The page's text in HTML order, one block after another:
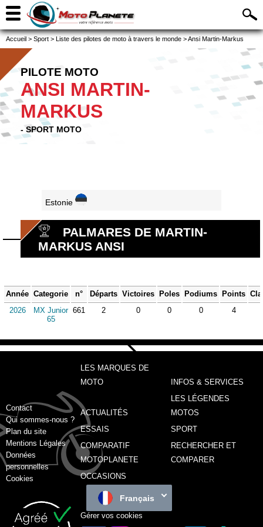
Accueil > Sport > Liste des pilotes de moto à travers le monde >Ansi Martin-Markus
PILOTE MOTO
ANSI MARTIN-
MARKUS
- SPORT MOTO
Estonie
PALMARES DE MARTIN-
MARKUS ANSI
Année Categorie n° Départs Victoires Poles Podiums Points
2026
MX Junior
65
661 2 0 0 0 4
Contact
Qui sommes-nous ?
Plan du site
Mentions Légales
Données
personnelles
Cookies
LES MARQUES DE
MOTO
INFOS & SERVICES
ACTUALITÉS
LES LÉGENDES
MOTOS
ESSAIS
SPORT
COMPARATIF
MOTOPLANETE
RECHERCHER ET
COMPARER
OCCASIONS
Français
Gérer vos cookies